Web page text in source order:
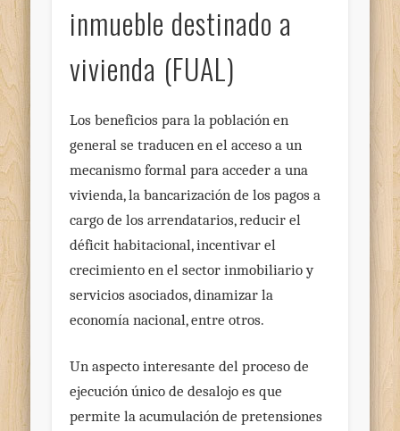
inmueble destinado a
vivienda (FUAL)
Los beneficios para la población en
general se traducen en el acceso a un
mecanismo formal para acceder a una
vivienda, la bancarización de los pagos a
cargo de los arrendatarios, reducir el
déficit habitacional, incentivar el
crecimiento en el sector inmobiliario y
servicios asociados, dinamizar la
economía nacional, entre otros.
Un aspecto interesante del proceso de
ejecución único de desalojo es que
permite la acumulación de pretensiones